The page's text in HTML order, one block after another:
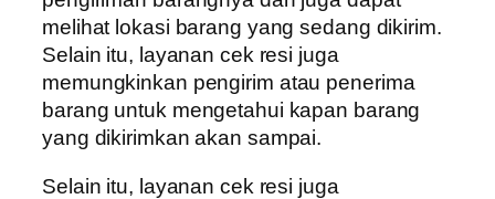
melihat lokasi barang yang sedang dikirim.
Selain itu, layanan cek resi juga
memungkinkan pengirim atau penerima
barang untuk mengetahui kapan barang
yang dikirimkan akan sampai.
Selain itu, layanan cek resi juga